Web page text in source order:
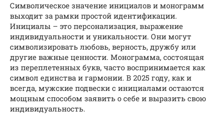
Символическое значение инициалов и монограмм
выходит за рамки простой идентификации.
Инициалы – это персонализация, выражение
индивидуальности и уникальности. Они могут
символизировать любовь, верность, дружбу или
другие важные ценности. Монограмма, состоящая
из переплетенных букв, часто воспринимается как
символ единства и гармонии. В 2025 году, как и
всегда, мужские подвески с инициалами остаются
мощным способом заявить о себе и выразить свою
индивидуальность.